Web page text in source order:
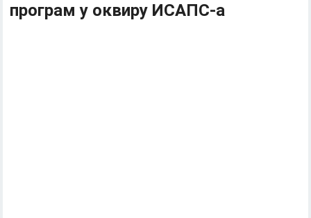
програм у оквиру ИСАПС-а